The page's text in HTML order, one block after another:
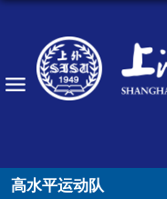
高水平运动队